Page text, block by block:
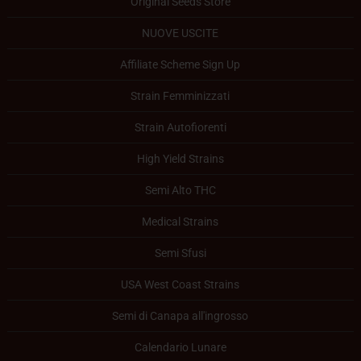
NUOVE USCITE
Affiliate Scheme Sign Up
Strain Femminizzati
Strain Autofiorenti
High Yield Strains
Semi Alto THC
Medical Strains
Semi Sfusi
USA West Coast Strains
Semi di Canapa all'ingrosso
Calendario Lunare